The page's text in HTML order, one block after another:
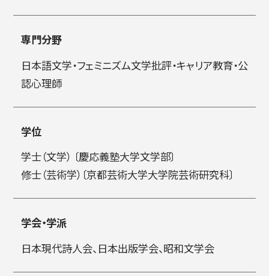
简体字 繁体字
通信教育部
専門分野
日本語文学・フェミニズム文学批評・キャリア教育・公
認心理師
学位
学士（文学） 〔慶応義塾大学文学部〕
修士（芸術学）〔京都芸術大学大学院芸術研究科〕
学会・学派
日本現代詩人会、日本出版学会、昭和文学会